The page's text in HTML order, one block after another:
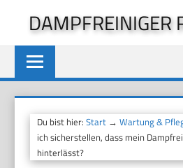
springen
DAMPFREINIGER
Du bist hier:Start →Wartung &
ich sicherstellen, dass mein
hinterlässt?